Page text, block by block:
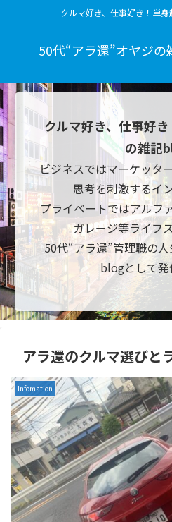
クルマ好き、仕事好き！単
50代“アラ還”オヤジ
クルマ好き、仕事好
の雑記
ビジネスではマーケッタ
思考を刺激するイ
プライベートではアルフ
ガレージ等ライフ
50代“アラ還”管理職の
blogとして発
アラ還のクルマ選びと
Infomation